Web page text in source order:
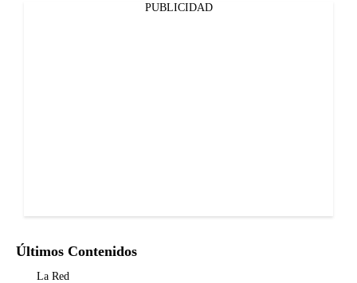
PUBLICIDAD
Últimos Contenidos
La Red